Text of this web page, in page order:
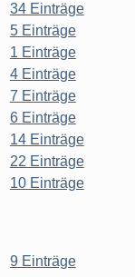
34 Einträge
5 Einträge
1 Einträge
4 Einträge
7 Einträge
6 Einträge
14 Einträge
22 Einträge
10 Einträge
9 Einträge